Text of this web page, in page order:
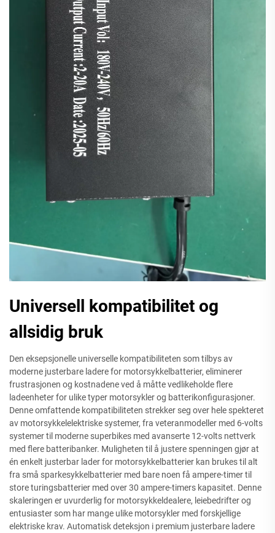
Universell kompatibilitet og
allsidig bruk
Den eksepsjonelle universelle kompatibiliteten som tilbys av
moderne justerbare ladere for motorsykkelbatterier, eliminerer
frustrasjonen og kostnadene ved å måtte vedlikeholde flere
ladeenheter for ulike typer motorsykler og batterikonfigurasjoner.
Denne omfattende kompatibiliteten strekker seg over hele spekteret
av motorsykkelelektriske systemer, fra veteranmodeller med 6-volts
systemer til moderne superbikes med avanserte 12-volts nettverk
med flere batteribanker. Muligheten til å justere spenningen gjør at
én enkelt justerbar lader for motorsykkelbatterier kan brukes til alt
fra små sparkesykkelbatterier med bare noen få ampere-timer til
store turingsbatterier med over 30 ampere-timers kapasitet. Denne
skaleringen er uvurderlig for motorsykkeldealere, leiebedrifter og
entusiaster som har mange ulike motorsykler med forskjellige
elektriske krav. Automatisk deteksjon i premium justerbare ladere